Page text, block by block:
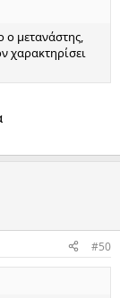
ο μετανάστης,
χαρακτηρίσει
#50